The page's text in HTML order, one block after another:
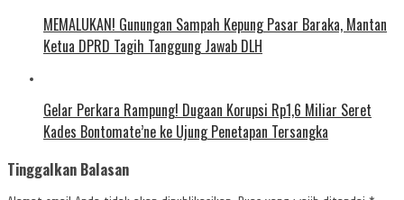
MEMALUKAN! Gunungan Sampah Kepung Pasar Baraka, Mantan
Ketua DPRD Tagih Tanggung Jawab DLH
Gelar Perkara Rampung! Dugaan Korupsi Rp1,6 Miliar Seret
Kades Bontomate’ne ke Ujung Penetapan Tersangka
Tinggalkan Balasan